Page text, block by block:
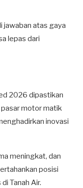
jawaban atas gaya
lepas dari
2026 dipastikan
motor matik
inovasi
meningkat, dan
posisi
Tanah Air.